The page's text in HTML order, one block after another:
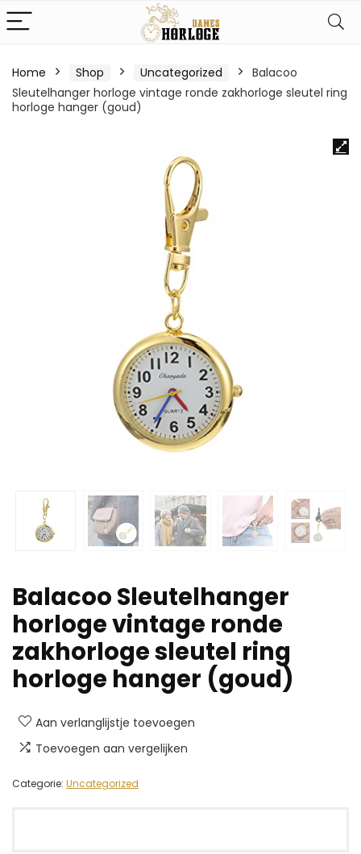
Home Shop Uncategorized
Balacoo
Sleutelhanger horloge vintage ronde zakhorloge sleutel ring
horloge hanger (goud)
Balacoo Sleutelhanger
horloge vintage ronde
zakhorloge sleutel ring
horloge hanger (goud)
Aan verlanglijstje toevoegen
Toevoegen aan vergelijken
Categorie: Uncategorized